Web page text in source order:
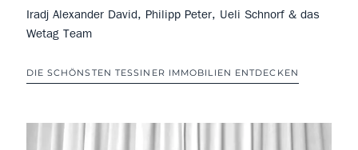
Iradj Alexander David, Philipp Peter, Ueli Schnorf & das
Wetag Team
DIE SCHÖNSTEN TESSINER IMMOBILIEN ENTDECKEN